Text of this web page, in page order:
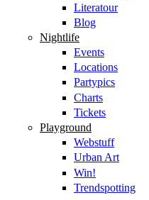
Literatour
Blog
Nightlife
Events
Locations
Partypics
Charts
Tickets
Playground
Webstuff
Urban Art
Win!
Trendspotting